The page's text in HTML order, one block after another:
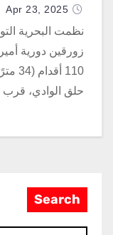
Apr 23, 2025
نظمت البحرية
110
حلق الوادي،
Search